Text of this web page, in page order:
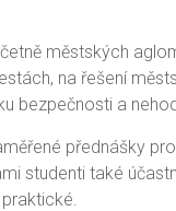
městských
na řešení
bezpečnosti a
přednášky
studenti také